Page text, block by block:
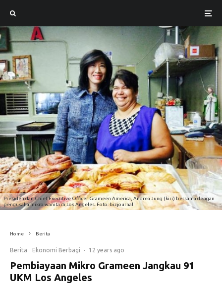
Presiden dan Chief Executive Officer Grameen America, Andrea Jung (kiri) bersama dengan
pengusaha mikro wanita di Los Angeles. Foto: bizjournal
Home Berita
Berita Ekonomi Berbagi · 12 years ago
Pembiayaan Mikro Grameen Jangkau 91
UKM Los Angeles